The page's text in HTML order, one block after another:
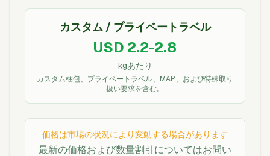
カスタム / プライベートラベル
USD 2.2-2.8
kgあたり
カスタム梱包、プライベートラベル、MAP、および特殊取り
扱い要求を含む。
価格は市場の状況により変動する場合があります
最新の価格および数量割引についてはお問い